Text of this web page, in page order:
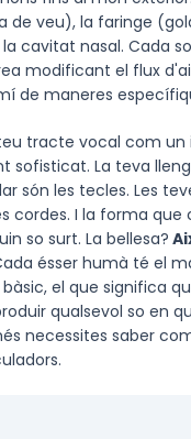
de veu), la faringe
cavitat nasal. Cada
modificant el flux
de maneres
tracte vocal com
sofisticat. La teva
són les tecles. Les
cordes. I la forma que
so surt. La bellesa?
ésser humà té el
el que significa
qualsevol so en
necessites saber